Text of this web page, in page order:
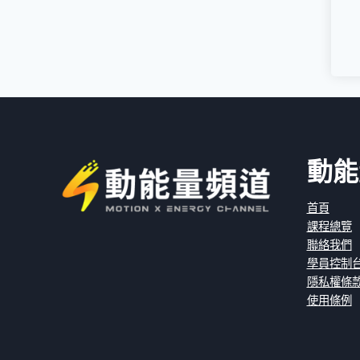
動
首頁
課程總覽
聯絡我們
學員控制
隱私權條
使用條例